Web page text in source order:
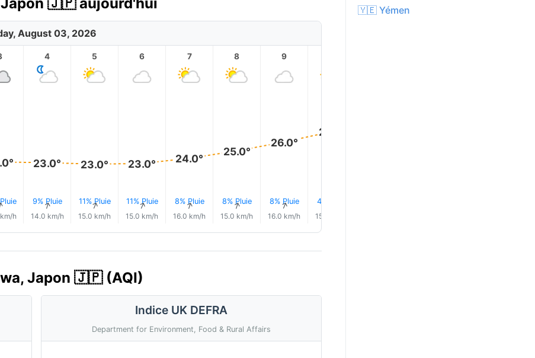
August 03, 2026
h
4
23.0°
9% Pluie
↑
14.0 km/h
5
23.0°
11% Pluie
↑
15.0 km/h
6
23.0°
11% Pluie
↑
15.0 km/h
7
24.0°
8% Pluie
↑
16.0 km/h
8
25.0°
8% Pluie
↑
15.0 km/h
9
26.0°
8% Pluie
↑
16.0 km/h
27.0°
4% Pluie
15.0 km/h
Japon 🇯🇵 (AQI)
Indice UK DEFRA
Department for Environment, Food & Rural Affairs
🇾🇪 Yémen